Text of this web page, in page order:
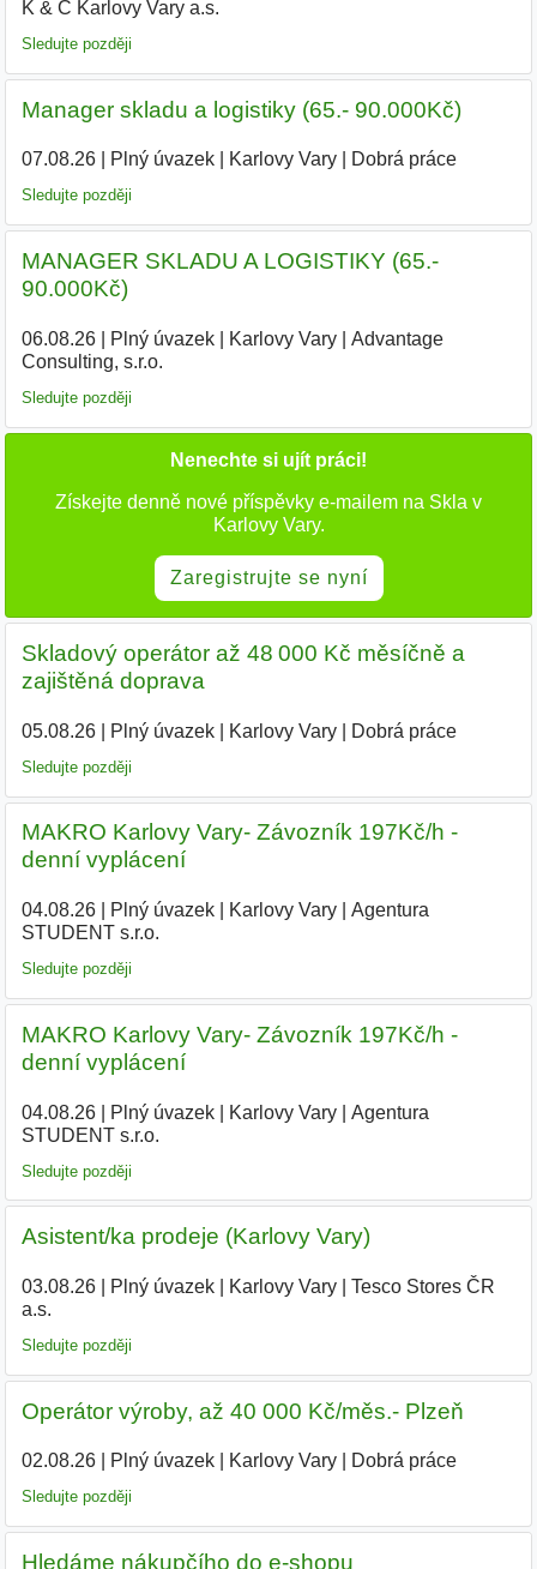
K & C Karlovy Vary a.s.
Sledujte později
Manager skladu a logistiky (65.- 90.000Kč)
07.08.26| Plný úvazek| Karlovy Vary| Dobrá práce
Sledujte později
MANAGER SKLADU A LOGISTIKY (65.-
90.000Kč)
06.08.26| Plný úvazek| Karlovy Vary|
Advantage
Consulting, s.r.o.
Sledujte později
Nenechte si ujít práci!
Získejte denně nové příspěvky e-mailem na Skla v
Karlovy Vary.
Zaregistrujte se nyní
Skladový operátor až 48 000 Kč měsíčně a
zajištěná doprava
05.08.26| Plný úvazek| Karlovy Vary| Dobrá práce
Sledujte později
MAKRO Karlovy Vary- Závozník 197Kč/h -
denní vyplácení
04.08.26| Plný úvazek| Karlovy Vary|
Agentura
STUDENT s.r.o.
Sledujte později
MAKRO Karlovy Vary- Závozník 197Kč/h -
denní vyplácení
04.08.26| Plný úvazek| Karlovy Vary|
Agentura
STUDENT s.r.o.
Sledujte později
Asistent/ka prodeje (Karlovy Vary)
03.08.26| Plný úvazek| Karlovy Vary|
Tesco Stores ČR
a.s.
Sledujte později
Operátor výroby, až 40 000 Kč/měs.- Plzeň
02.08.26| Plný úvazek| Karlovy Vary| Dobrá práce
Sledujte později
Hledáme nákupčího do e-shopu